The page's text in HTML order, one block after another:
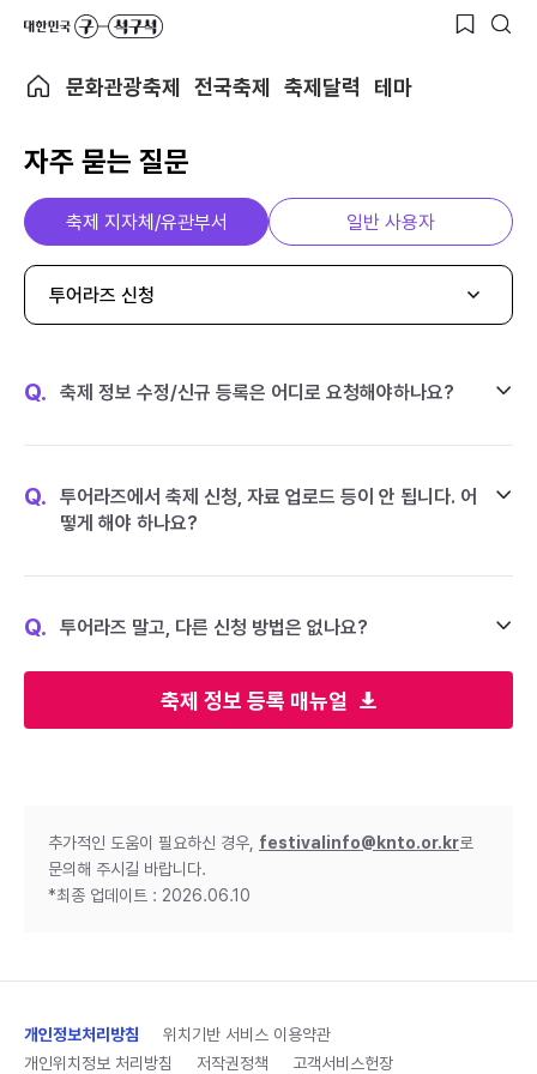
문화관광축제 전국축제 축제달력 테마
자주 묻는 질문
축제 정보 등록 매뉴얼
축제 지자체/유관부서 일반 사용자
투어라즈 신청
Q. 축제 정보 수정/신규 등록은 어디로 요청해야하나요?
Q.
투어라즈에서 축제 신청, 자료 업로드 등이 안 됩니다. 어
떻게 해야 하나요?
Q. 투어라즈 말고, 다른 신청 방법은 없나요?
추가적인 도움이 필요하신 경우, festivalinfo@knto.or.kr로
문의해 주시길 바랍니다.
*최종 업데이트 : 2026.06.10
개인정보처리방침
위치기반 서비스 이용약관
개인위치정보 처리방침
저작권정책 고객서비스헌장